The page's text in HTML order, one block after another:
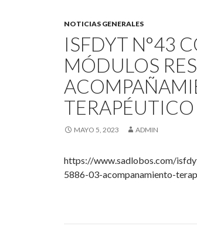
NOTICIAS GENERALES
ISFDYT N°43
MÓDULOS
TERAPÉUTICO
MAYO 5, 2023 ADMIN
https://www.sadlobos.com/
5886-03-acompanamiento-